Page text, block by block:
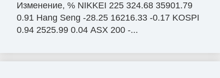
Изменение, % NIKKEI 225 324.68 35901.79
0.91 Hang Seng -28.25 16216.33 -0.17 KOSPI
0.94 2525.99 0.04 ASX 200 -...